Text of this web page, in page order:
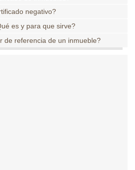
negativo?
es y para que sirve?
de referencia de un inmueble?